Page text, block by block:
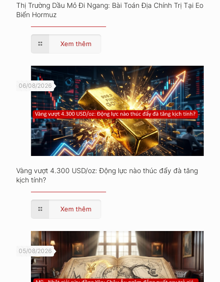
Thị Trường Dầu Mỏ Đi Ngang: Bài Toán Địa Chính Trị Tại Eo
Biển Hormuz
Xem thêm
06/08/2026
Vàng vượt 4.300 USD/oz: Động lực nào thúc đẩy đà tăng
kịch tính?
Xem thêm
05/08/2026